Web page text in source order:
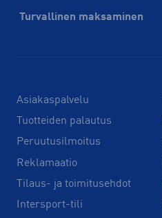
Turvallinen maksaminen
Asiakaspalvelu
Tuotteiden palautus
Peruutusilmoitus
Reklamaatio
Tilaus- ja toimitusehdot
Intersport-tili